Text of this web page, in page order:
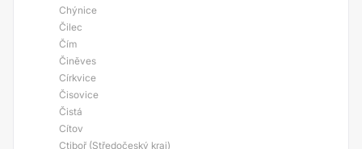
Chýnice
Čilec
Čím
Činěves
Církvice
Čisovice
Čistá
Cítov
Ctiboř (Středočeský kraj)